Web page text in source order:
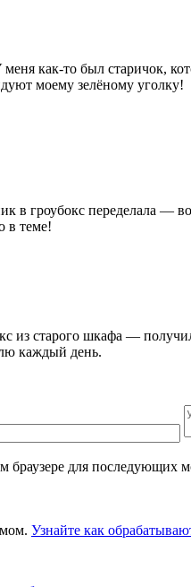
как-то был старичок,
моему зелёному уголку!
в гроубокс переделала
в теме!
из старого шкафа —
каждый день.
браузере для последующих
Узнайте как